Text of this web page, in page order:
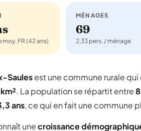
moy. FR (42 ans)
MÉNAGES
69
2,33 pers. / ménage
Saulesest une commune rurale
. La population se répartit entre
ans, ce qui en fait une commune
unecroissance